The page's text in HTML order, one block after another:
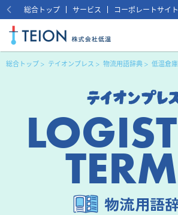
総合トップ サービス コーポレートサイト
総合トップ テイオンプレス 物流用語辞典 低温倉
物流用語